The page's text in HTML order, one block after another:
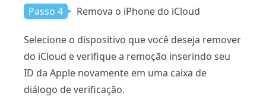
Passo 4 Remova o iPhone do iCloud
Selecione o dispositivo que você deseja remover
do iCloud e verifique a remoção inserindo seu
ID da Apple novamente em uma caixa de
diálogo de verificação.